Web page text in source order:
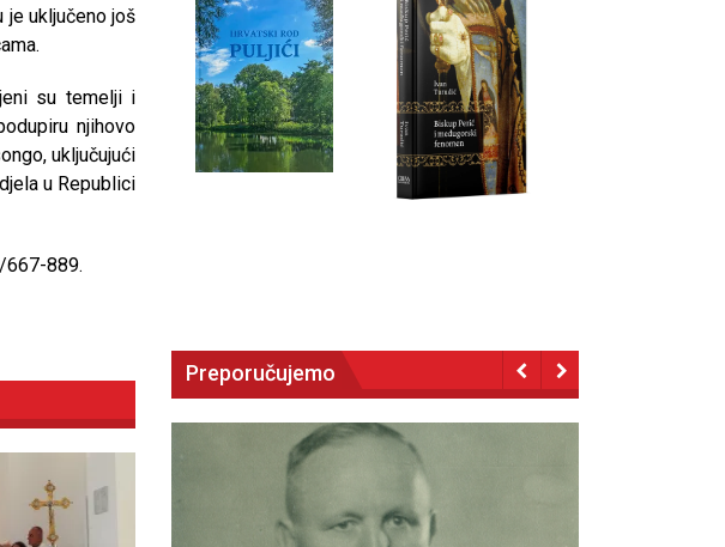
je uključeno još
su temelji i
njihovo
uključujući
u Republici
667-889.
Preporučujemo